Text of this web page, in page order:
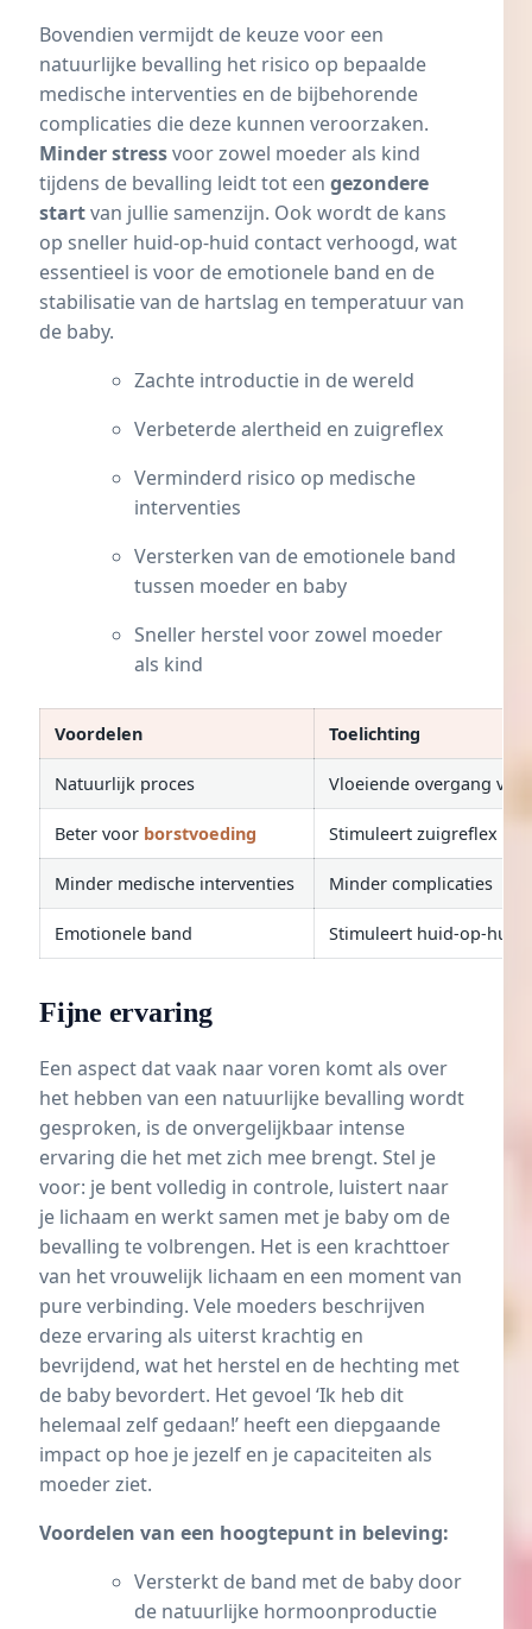
Bovendien vermijdt de keuze voor een
natuurlijke bevalling het risico op bepaalde
medische interventies en de bijbehorende
complicaties die deze kunnen veroorzaken.
Minder stressvoor zowel moeder als kind
tijdens de bevalling leidt tot een gezondere
startvan jullie samenzijn. Ook wordt de kans
op sneller huid-op-huid contact verhoogd, wat
essentieel is voor de emotionele band en de
stabilisatie van de hartslag en temperatuur van
de baby.
Zachte introductie in de wereld
Verbeterde alertheid en zuigreflex
Verminderd risico op medische
interventies
Versterken van de emotionele band
tussen moeder en baby
Sneller herstel voor zowel moeder
als kind
Voordelen Toelichting
Natuurlijk proces Vloeiende overgang
Beter voor borstvoeding Stimuleert zuigreflex
Minder medische interventies Minder complicaties
Emotionele band Stimuleert huid-op-huid
Fijne ervaring
Een aspect dat vaak naar voren komt als over
het hebben van een natuurlijke bevalling wordt
gesproken, is de onvergelijkbaar intense
ervaring die het met zich mee brengt. Stel je
voor: je bent volledig in controle, luistert naar
je lichaam en werkt samen met je baby om de
bevalling te volbrengen. Het is een krachttoer
van het vrouwelijk lichaam en een moment van
pure verbinding. Vele moeders beschrijven
deze ervaring als uiterst krachtig en
bevrijdend, wat het herstel en de hechting met
de baby bevordert. Het gevoel ‘Ik heb dit
helemaal zelf gedaan!’ heeft een diepgaande
impact op hoe je jezelf en je capaciteiten als
moeder ziet.
Voordelen van een hoogtepunt in beleving:
Versterkt de band met de baby door
de natuurlijke hormoonproductie